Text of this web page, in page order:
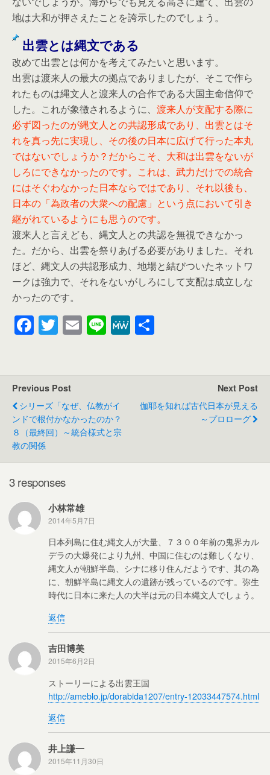
地は大和が押さえたことを誇示したのでしょう。
出雲とは縄文である
改めて出雲とは何かを考えてみたいと思います。
出雲は渡来人の最大の拠点でありましたが、そこで作ら
れたものは縄文人と渡来人の合作である大国主命信仰で
した。これが象徴されるように、 渡来人が支配する際に
必ず図ったのが縄文人との共認形成であり、出雲とはそ
れを真っ先に実現し、その後の日本に広げて行った本丸
ではないでしょうか？だからこそ、大和は出雲をないが
しろにできなかったのです。これは、武力だけでの統合
にはそぐわなかった日本ならではであり、それ以後も、
日本の「為政者の大衆への配慮」という点において引き
継がれているようにも思うのです。
渡来人と言えども、縄文人との共認を無視できなかっ
た。だから、出雲を祭りあげる必要がありました。それ
ほど、縄文人の共認形成力、地場と結びついたネットワ
ークは強力で、それをないがしろにして支配は成立しな
かったのです。
F
a
e
b
o
o
k
T
wi
er
E
m
Li
n
M
e
Previous Post
シリーズ「なぜ、仏教がイ
ンドで根付かなかったのか？
８（最終回）～統合様式と宗
教の関係
Next Post
伽耶を知れば古代日本が見える
～プロローグ
3 responses
小林常雄
2014年5月7日
日本列島に住む縄文人が大量、７３００年前の鬼界カル
デラの大爆発により九州、中国に住むのは難しくなり、
縄文人が朝鮮半島、シナに移り住んだようです、其の為
に、朝鮮半島に縄文人の遺跡が残っているのです。弥生
時代に日本に来た人の大半は元の日本縄文人でしょう。
返信
吉田博美
2015年6月2日
ストーリーによる出雲王国
http://ameblo.jp/dorabida1207/entry-12033447574.html
返信
井上謙一
2015年11月30日